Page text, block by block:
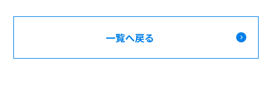
一覧へ戻る